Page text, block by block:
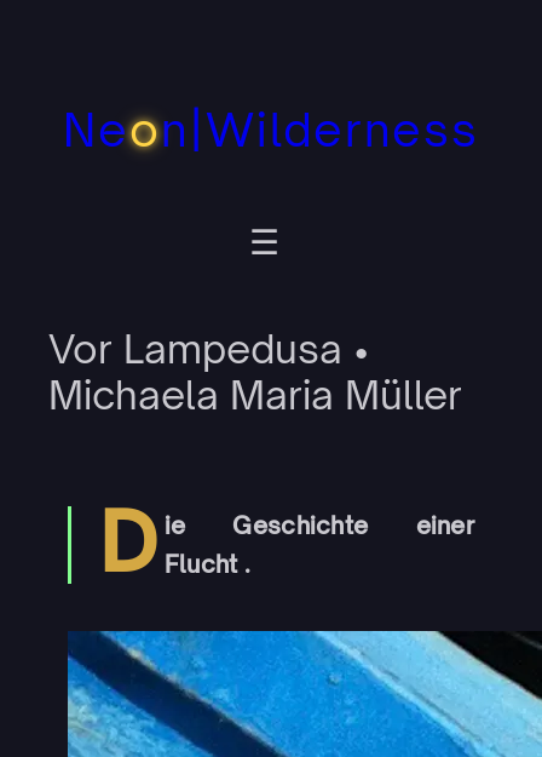
Neon|Wilderness
Vor Lampedusa •
Michaela Maria Müller
D ie Geschichte einer
Flucht .